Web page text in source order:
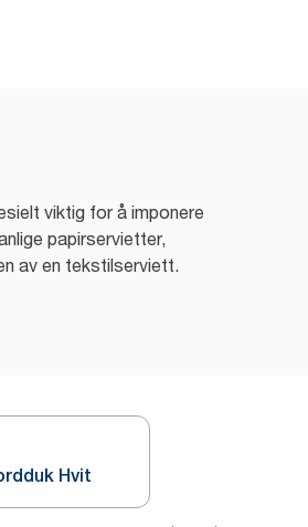
viktig for å imponere
papirservietter,
av en tekstilserviett.
Hvit